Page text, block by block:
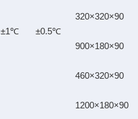
±1℃ ±0.5℃
320×320×90
900×180×90
460×320×90
1200×180×90